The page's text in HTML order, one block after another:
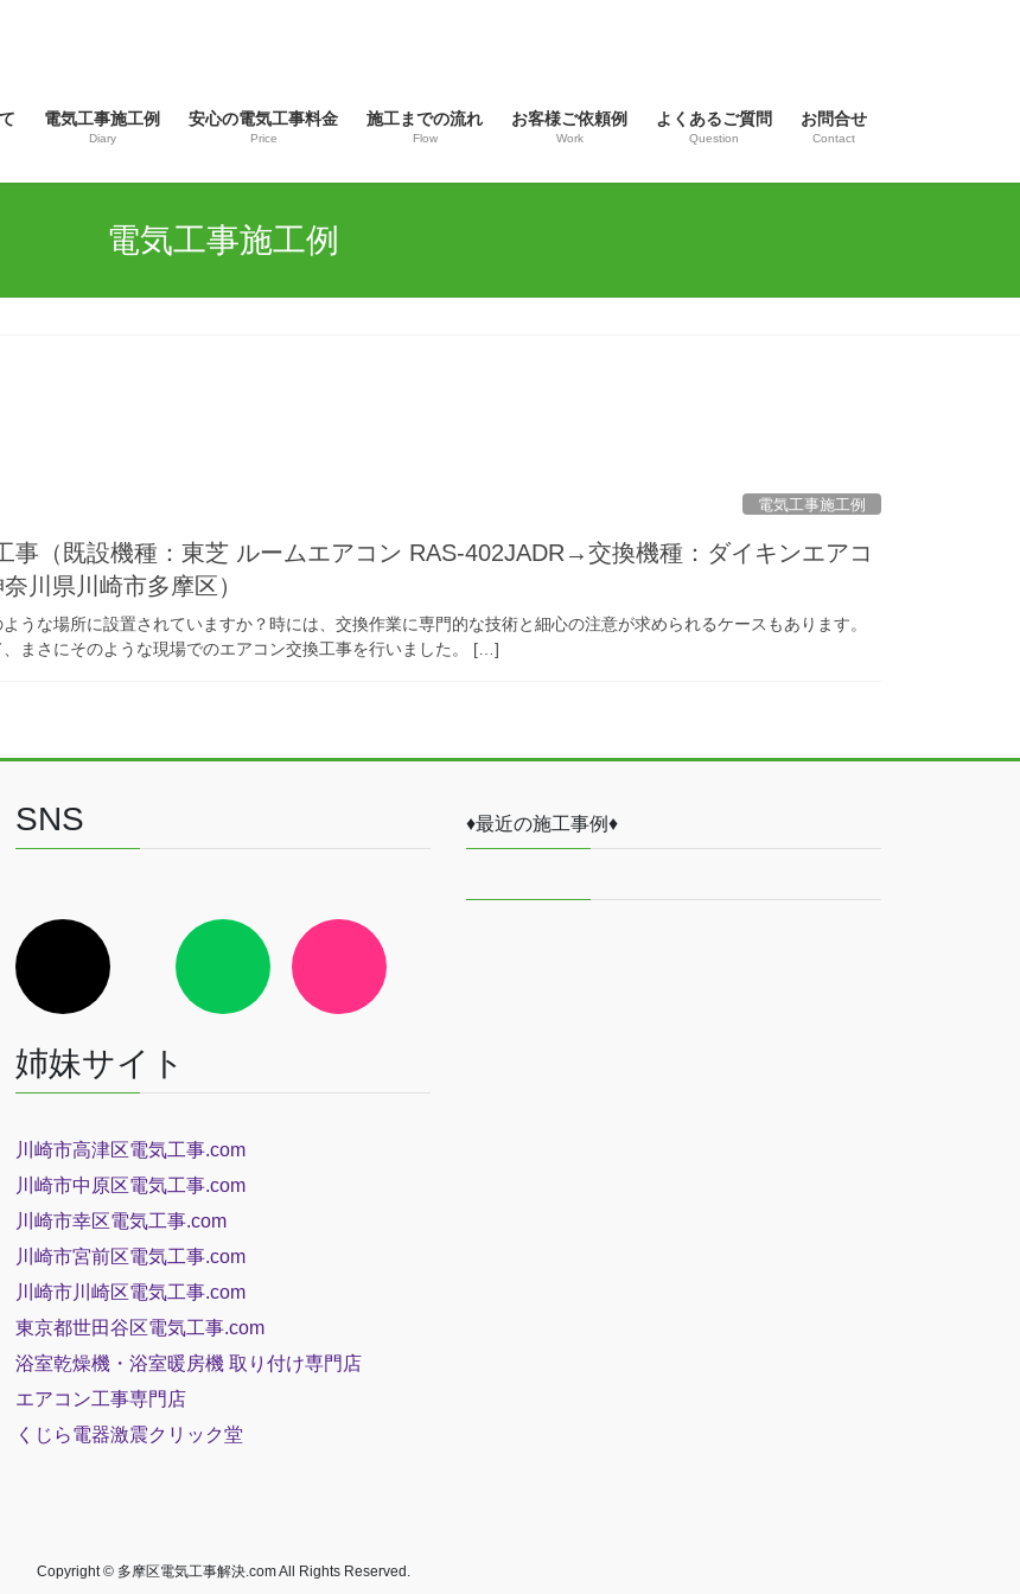
電気工事施工例
Diary
安心の電気工事料金
Price
施工までの流れ
Flow
お客様ご依頼例
Work
よくあるご質問
Question
お問合せ
Contact
電気工事施工例
電気工事施工例
事（既設機種：東芝 ルームエアコン RAS-402JADR→交換機種：ダイキンエアコ
川県川崎市多摩区）
うな場所に設置されていますか？時には、交換作業に専門的な技術と細心の注意が求められるケースもあります。
まさにそのような現場でのエアコン交換工事を行いました。 […]
SNS
ア
イ
コ
ン
リ
ア
イ
コ
ン
リ
ア
イ
コ
ン
リ
姉妹サイト
川崎市高津区電気工事.com
川崎市中原区電気工事.com
川崎市幸区電気工事.com
川崎市宮前区電気工事.com
川崎市川崎区電気工事.com
東京都世田谷区電気工事.com
浴室乾燥機・浴室暖房機 取り付け専門店
エアコン工事専門店
くじら電器激震クリック堂
♦最近の施工事例♦
Copyright © 多摩区電気工事解決.com All Rights Reserved.